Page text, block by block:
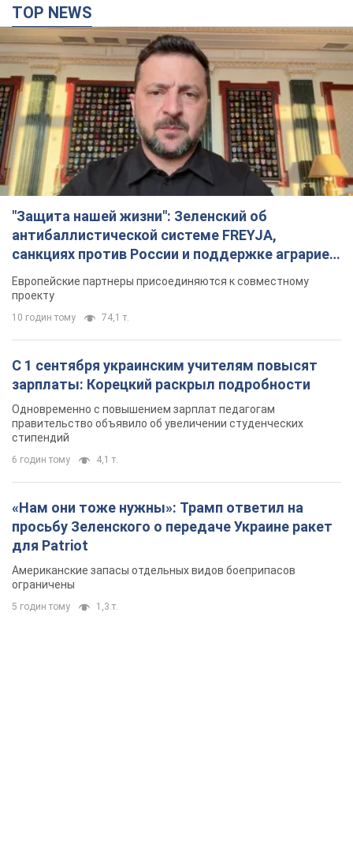
TOP NEWS
"Защита нашей жизни": Зеленский об
антибаллистической системе FREYJA,
санкциях против России и поддержке аграриев.
Видео
Европейские партнеры присоединяются к совместному
проекту
10 годин тому 74,1 т.
С 1 сентября украинским учителям повысят
зарплаты: Корецкий раскрыл подробности
Одновременно с повышением зарплат педагогам
правительство объявило об увеличении студенческих
стипендий
6 годин тому 4,1 т.
«Нам они тоже нужны»: Трамп ответил на
просьбу Зеленского о передаче Украине ракет
для Patriot
Американские запасы отдельных видов боеприпасов
ограничены
5 годин тому 1,3 т.